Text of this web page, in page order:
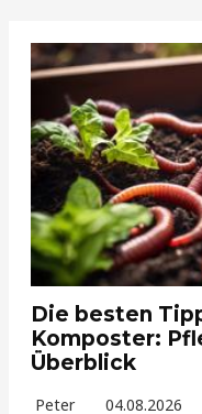
Die besten
Komposter:
Überblick
Peter 04.08.2026